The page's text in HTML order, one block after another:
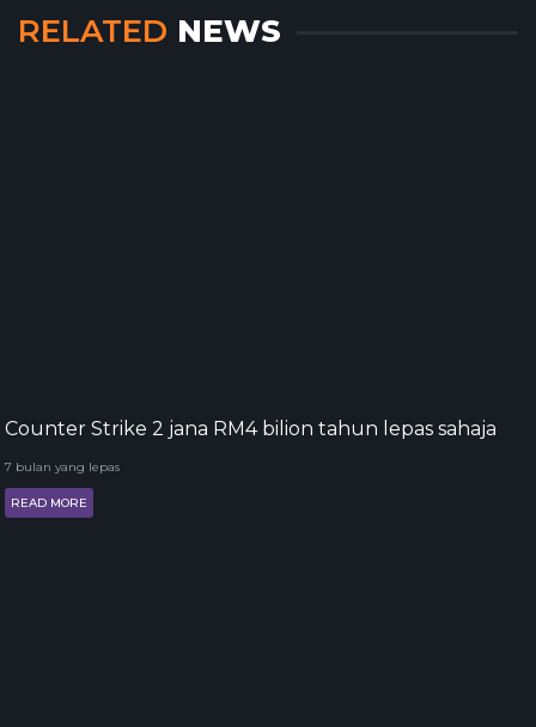
RELATED NEWS
Counter Strike 2 jana RM4 bilion tahun lepas sahaja
7 bulan yang lepas
READ MORE